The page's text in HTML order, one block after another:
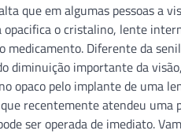
que em algumas pessoas a
opacifica o cristalino, lente
medicamento. Diferente da
diminuição importante da
opaco pelo implante de uma
recentemente atendeu uma
ser operada de imediato.